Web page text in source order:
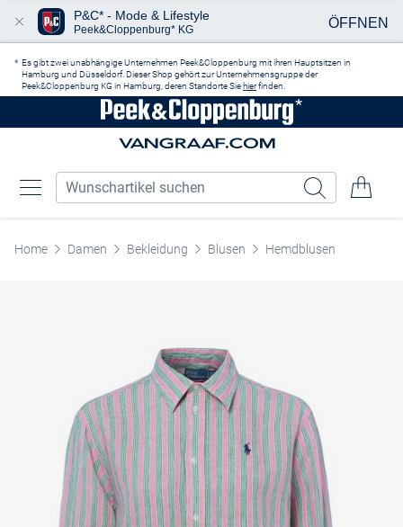
Es gibt zwei unabhängige Unternehmen Peek&Cloppenburg mit ihren Hauptsitzen in
Hamburg und Düsseldorf. Dieser Shop gehört zur Unternehmensgruppe der
Peek&Cloppenburg KG in Hamburg, deren Standorte Sie hierfinden.
Home Damen Bekleidung Blusen Hemdblusen
P&C* - Mode & Lifestyle
Peek&Cloppenburg* KG ÖFFNEN